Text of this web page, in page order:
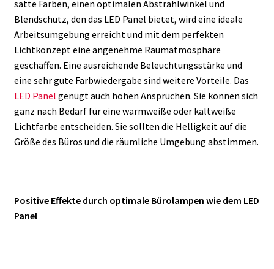
satte Farben, einen optimalen Abstrahlwinkel und
Blendschutz, den das LED Panel bietet, wird eine ideale
Arbeitsumgebung erreicht und mit dem perfekten
Lichtkonzept eine angenehme Raumatmosphäre
geschaffen. Eine ausreichende Beleuchtungsstärke und
eine sehr gute Farbwiedergabe sind weitere Vorteile. Das
LED Panel genügt auch hohen Ansprüchen. Sie können sich
ganz nach Bedarf für eine warmweiße oder kaltweiße
Lichtfarbe entscheiden. Sie sollten die Helligkeit auf die
Größe des Büros und die räumliche Umgebung abstimmen.
Positive Effekte durch optimale Bürolampen wie dem LED
Panel